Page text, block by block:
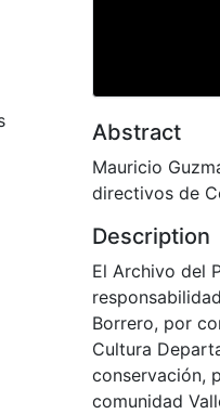
Abstract
Mauricio
directivos de
Description
El Archivo del
Borrero, por
Cultura
conservación,
comunidad